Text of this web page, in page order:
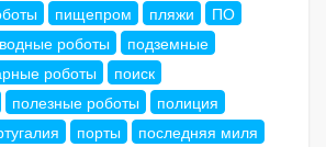
пищепром пляжи
ПО
роботы
подземные
роботы
поиск
полезные роботы
полиция
порты
последняя миля